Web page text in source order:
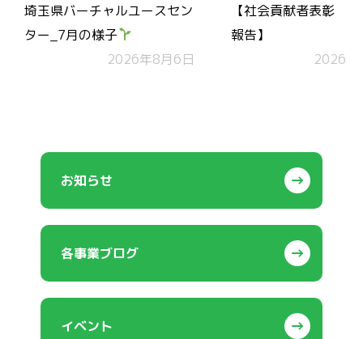
埼玉県バーチャルユースセン
ター_7月の様子
2026年8月6日
【社会貢献者表彰
報告】
2026年
お知らせ
各事業ブログ
イベント